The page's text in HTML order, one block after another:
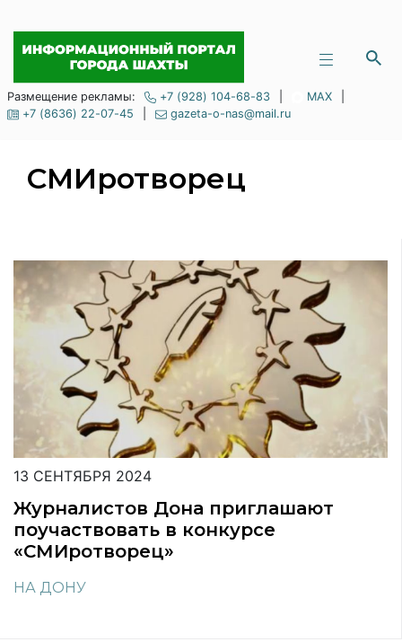
Размещение рекламы: +7 (928) 104-68-83 MAX
+7 (8636) 22-07-45
gazeta-o-nas@mail.ru
СМИротворец
13 СЕНТЯБРЯ 2024
Журналистов Дона приглашают
поучаствовать в конкурсе
«СМИротворец»
НА ДОНУ